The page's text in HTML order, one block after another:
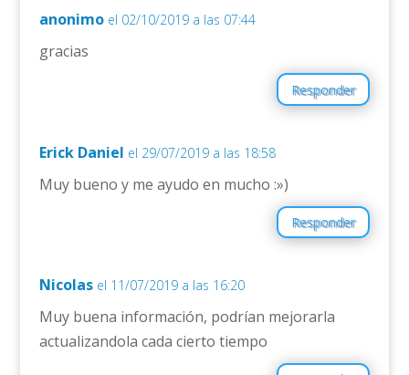
anonimo el 02/10/2019 a las 07:44
gracias
Responder
Erick Daniel el 29/07/2019 a las 18:58
Muy bueno y me ayudo en mucho :»)
Responder
Nicolas el 11/07/2019 a las 16:20
Muy buena información, podrían mejorarla
actualizandola cada cierto tiempo